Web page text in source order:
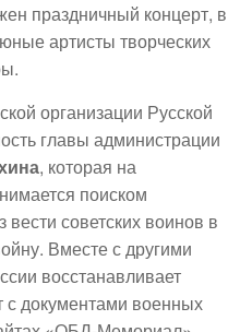
праздничный концерт, в
артисты творческих
организации Русской
главы администрации
, которая на
поиском
советских воинов в
Вместе с другими
восстанавливает
с документами военных